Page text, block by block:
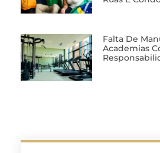
Falta De
Academias